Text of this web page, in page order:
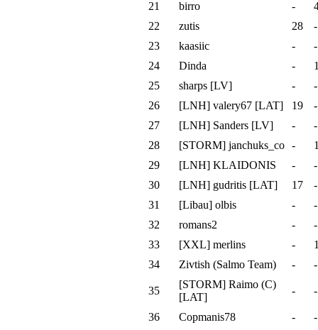
21
birro -
22
zutis 28
-
23
kaasiic -
-
24
Dinda -
25
sharps [LV] -
-
26
[LNH] valery67 [LAT] 19
-
27
[LNH] Sanders [LV] -
-
28
[STORM] janchuks_co -
29
[LNH] KLAIDONIS -
-
30
[LNH] gudritis [LAT] 17
-
31
[Libau] olbis -
-
32
romans2 -
-
33
[XXL] merlins -
34
Zivtish (Salmo Team) - -
35
[STORM] Raimo (C)
[LAT]
- -
36 Copmanis78 -
-